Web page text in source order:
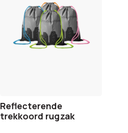
Reflecterende
trekkoord rugzak